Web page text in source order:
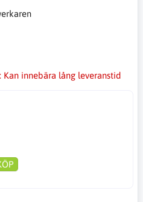
Kan innebära lång leveranstid